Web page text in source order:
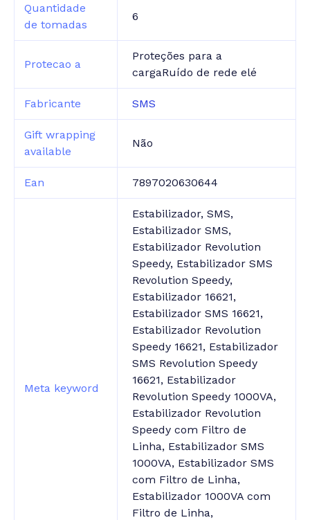
Quantidade
de tomadas
6
Protecao a
Proteções para a
cargaRuído de rede elé
Fabricante SMS
Gift wrapping
available
Não
Ean 7897020630644
Meta keyword
Estabilizador, SMS,
Estabilizador SMS,
Estabilizador Revolution
Speedy, Estabilizador SMS
Revolution Speedy,
Estabilizador 16621,
Estabilizador SMS 16621,
Estabilizador Revolution
Speedy 16621, Estabilizador
SMS Revolution Speedy
16621, Estabilizador
Revolution Speedy 1000VA,
Estabilizador Revolution
Speedy com Filtro de
Linha, Estabilizador SMS
1000VA, Estabilizador SMS
com Filtro de Linha,
Estabilizador 1000VA com
Filtro de Linha,